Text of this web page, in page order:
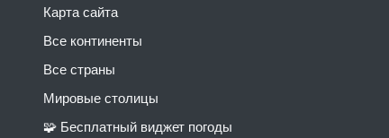
Карта сайта
Все континенты
Все страны
Мировые столицы
🧩 Бесплатный виджет погоды